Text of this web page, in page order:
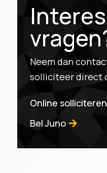
Neem dan
solliciteer direct
Online solliciteren
Bel Juno